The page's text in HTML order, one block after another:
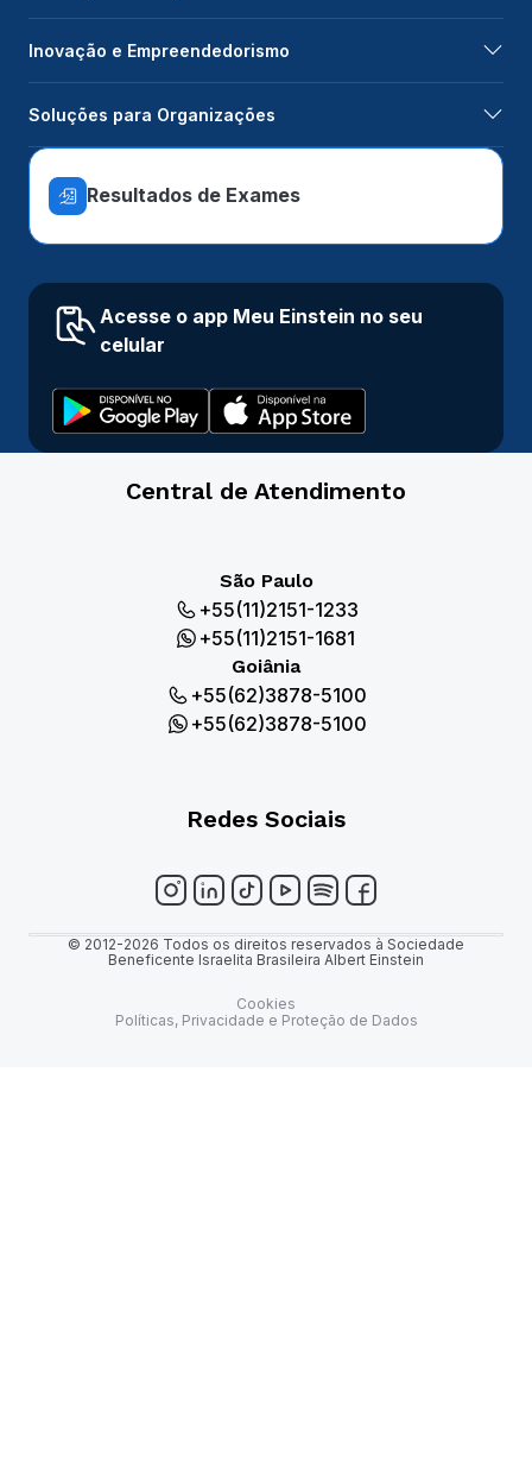
Inovação e Empreendedorismo
Soluções para Organizações
Resultados de Exames
Acesse o app Meu Einstein no seu
celular
Central de Atendimento
São Paulo
+55(11)2151-1233
+55(11)2151-1681
Goiânia
+55(62)3878-5100
+55(62)3878-5100
Redes Sociais
© 2012-2026 Todos os direitos reservados à Sociedade
Beneficente Israelita Brasileira Albert Einstein
Cookies
Políticas, Privacidade e Proteção de Dados